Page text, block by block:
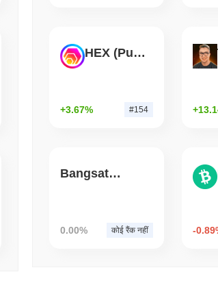
BITCOIN CRYPTO SERVICES
BitGo ने LayerZero से $15B के
HEX (Pulsechain)
+3.67% #154
Bangsat 666
0.00% कोई रैंक नहीं -